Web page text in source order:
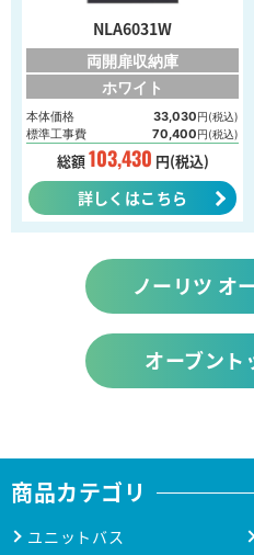
NLA6031W
両開扉収納庫
ホワイト
本体価格 33,030円(税込)
標準工事費 70,400円(税込)
総額103,430 円(税込)
詳しくはこちら
ノーリツ オ
オーブント
商品カテゴリ
ユニットバス